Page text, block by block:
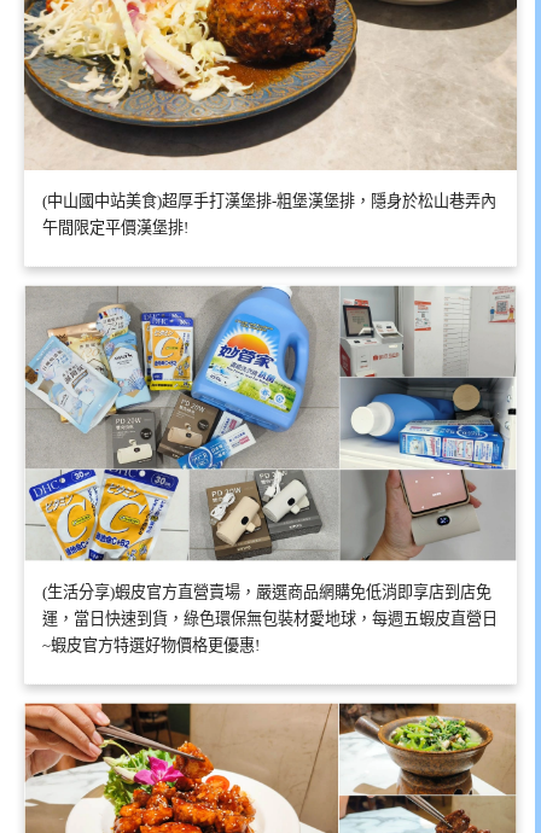
(中山國中站美食)超厚手打漢堡排-粗堡漢堡排，隱身於松山巷弄內
午間限定平價漢堡排!
(生活分享)蝦皮官方直營賣場，嚴選商品網購免低消即享店到店免
運，當日快速到貨，綠色環保無包裝材愛地球，每週五蝦皮直營日
~蝦皮官方特選好物價格更優惠!